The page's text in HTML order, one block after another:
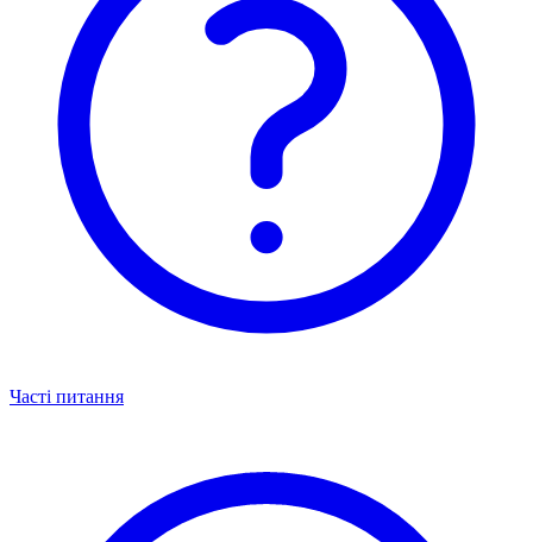
Часті питання